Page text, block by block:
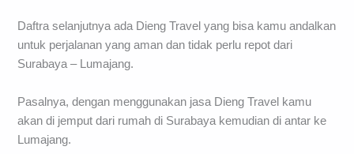
Daftra selanjutnya ada Dieng Travel yang bisa kamu andalkan
untuk perjalanan yang aman dan tidak perlu repot dari
Surabaya – Lumajang.
Pasalnya, dengan menggunakan jasa Dieng Travel kamu
akan di jemput dari rumah di Surabaya kemudian di antar ke
Lumajang.